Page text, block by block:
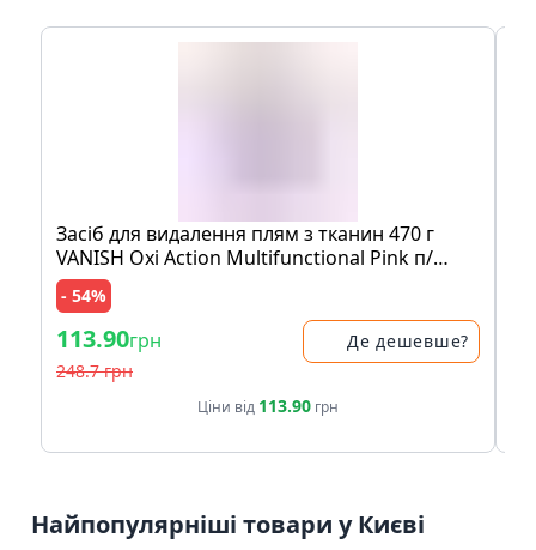
Засіб для видалення плям з тканин 470 г
VANISH Oxi Action Multifunctional Pink п/
банка
- 54%
113.90грн
248.7 грн
Де дешевше?
Ціни від 113.90 грн
Найпопулярніші товари у Києві